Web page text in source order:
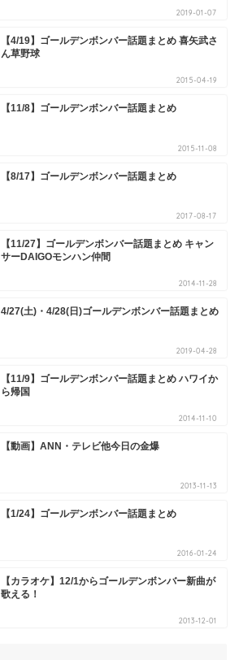
2019-01-07
【4/19】ゴールデンボンバー話題まとめ 喜矢武さ
ん草野球
2015-04-19
【11/8】ゴールデンボンバー話題まとめ
2015-11-08
【8/17】ゴールデンボンバー話題まとめ
2017-08-17
【11/27】ゴールデンボンバー話題まとめ キャン
サーDAIGOモンハン仲間
2014-11-28
4/27(土)・4/28(日)ゴールデンボンバー話題まとめ
2019-04-28
【11/9】ゴールデンボンバー話題まとめ ハワイか
ら帰国
2014-11-10
【動画】ANN・テレビ他今日の金爆
2013-11-13
【1/24】ゴールデンボンバー話題まとめ
2016-01-24
【カラオケ】12/1からゴールデンボンバー新曲が
歌える！
2013-12-01